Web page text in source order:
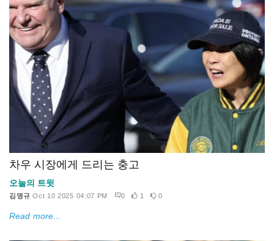
차우 시장에게 드리는 충고
오늘의 트윗
김명규 Oct 10 2025 04:07 PM 0 1 0
Read more...